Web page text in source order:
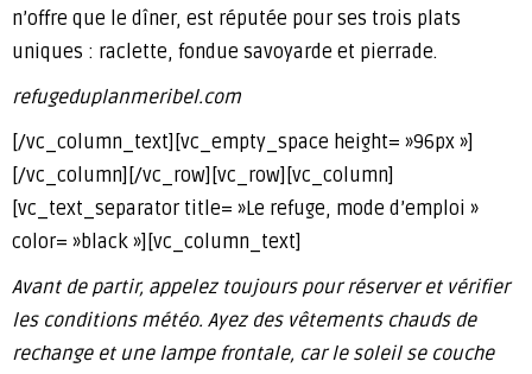
n’offre que le dîner, est réputée pour ses trois plats
uniques : raclette, fondue savoyarde et pierrade.
refugeduplanmeribel.com
[/vc_column_text][vc_empty_space height= »96px »]
[/vc_column][/vc_row][vc_row][vc_column]
[vc_text_separator title= »Le refuge, mode d’emploi »
color= »black »][vc_column_text]
Avant de partir, appelez toujours pour réserver et vérifier
les conditions météo. Ayez des vêtements chauds de
rechange et une lampe frontale, car le soleil se couche